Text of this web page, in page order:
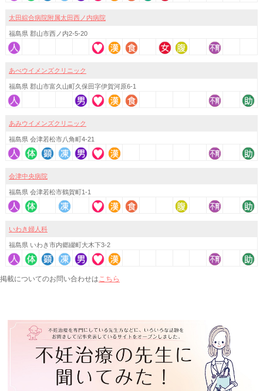
太田綜合病院附属太田西ノ内病院
福島県 郡山市西ノ内2-5-20
あべウイメンズクリニック
福島県 郡山市富久山町久保田字伊賀河原6-1
あみウイメンズクリニック
福島県 会津若松市八角町4-21
会津中央病院
福島県 会津若松市鶴賀町1-1
いわき婦人科
福島県 いわき市内郷綴町大木下3-2
掲載についてのお問い合わせはこちら